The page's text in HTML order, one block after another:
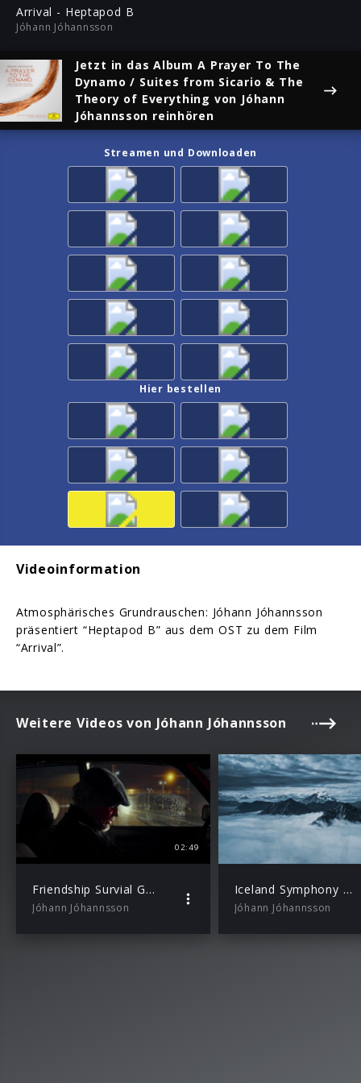
Arrival - Heptapod B
Jóhann Jóhannsson
Jetzt in das Album A Prayer To The
Dynamo / Suites from Sicario & The
Theory of Everything von Jóhann
Jóhannsson reinhören
Streamen und Downloaden
Hier bestellen
Videoinformation
Atmosphärisches Grundrauschen: Jóhann Jóhannsson
präsentiert “Heptapod B” aus dem OST zu dem Film
“Arrival”.
Weitere Videos von Jóhann Jóhannsson
02:49
Friendship Survial Guide – Chapter 1 (White Gloves & Turtlenecks)
Jóhann Jóhannsson
Iceland Symphony Orchestra, Daniel Bjarnason, Paul Corley – A Prayer to the Dynamo – Part 1
Jóhann Jóhannsson